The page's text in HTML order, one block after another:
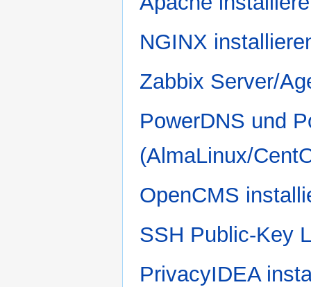
NGINX
Zabbix Server/
PowerDNS und
(AlmaLinux/
OpenCMS
SSH Public-Key
PrivacyIDEA